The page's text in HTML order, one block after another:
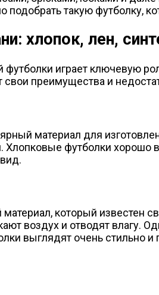
такую футболку,
хлопок, лен,
играет ключевую
преимущества и
материал для
футболки хорошо
который известен
воздух и отводят
выглядят очень стильно и